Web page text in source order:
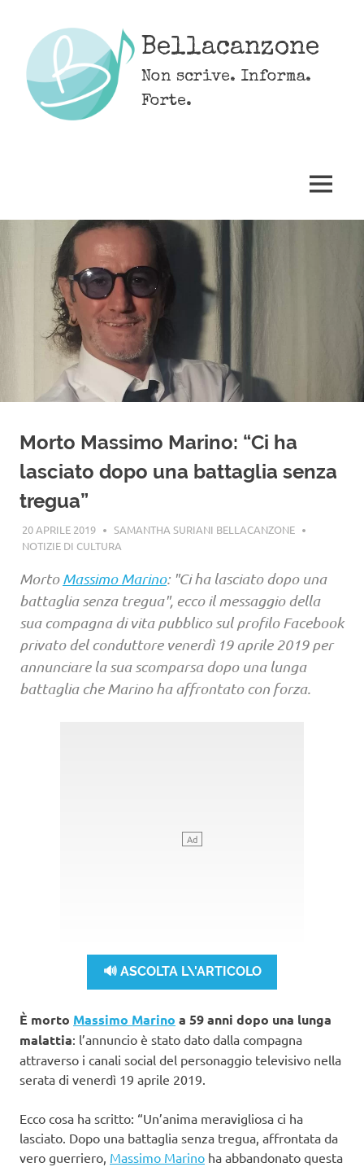
content
Bellacanzone
Non scrive. Informa.
Forte.
MENU
Morto Massimo Marino: “Ci ha
lasciato dopo una battaglia senza
tregua”
20 APRILE 2019
SAMANTHA SURIANI BELLACANZONE
NOTIZIE DI CULTURA
MortoMassimo Marino: "Ci ha lasciato dopo una
battaglia senza tregua", ecco il messaggio della
sua compagna di vita pubblico sul profilo Facebook
privato del conduttore venerdì 19 aprile 2019 per
annunciare la sua scomparsa dopo una lunga
battaglia che Marino ha affrontato con forza.
🔊 ASCOLTA L\'ARTICOLO
È morto Massimo Marino a 59 anni dopo una lunga
malattia: l’annuncio è stato dato dalla compagna
attraverso i canali social del personaggio televisivo nella
serata di venerdì 19 aprile 2019.
Ecco cosa ha scritto: “Un’anima meravigliosa ci ha
lasciato. Dopo una battaglia senza tregua, affrontata da
vero guerriero, Massimo Marino ha abbandonato questa